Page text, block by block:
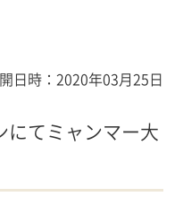
日時：2020年03月25日
にてミャンマー大